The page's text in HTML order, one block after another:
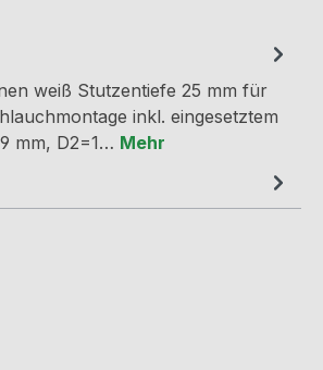
weiß Stutzentiefe 25 mm für
inkl. eingesetztem
mm, D2=1… Mehr